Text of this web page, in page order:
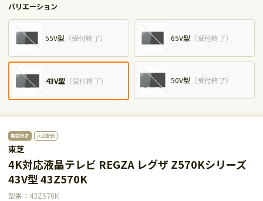
バリエーション
55V型 （受付終了） 65V型 （受付終了）
43V型 （受付終了） 50V型 （受付終了）
期間限定 大型配送
東芝
4K対応液晶テレビ REGZA レグザ Z570Kシリーズ
43V型 43Z570K
型番：43Z570K